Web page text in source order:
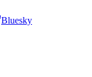
Bluesky